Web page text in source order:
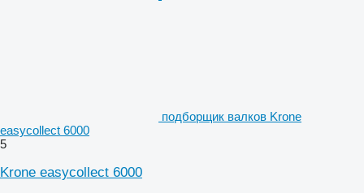
подборщик валков Krone
easycollect 6000
5
Krone easycollect 6000